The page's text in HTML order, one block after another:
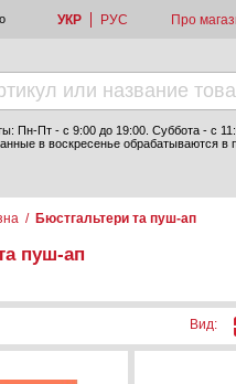
УКР РУС Про
Пн-Пт - c 9:00 до 19:00. Суббота - с
в воскресенье обрабатываются в
/ Бюстгальтери та пуш-ап
пуш-ап
Вид: